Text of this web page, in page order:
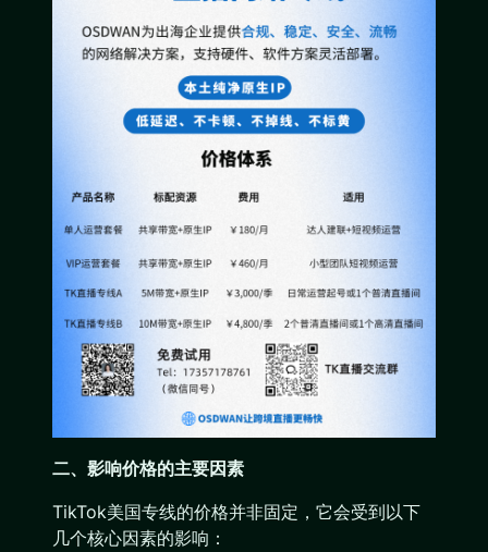
二、影响价格的主要因素
TikTok美国专线的价格并非固定，它会受到以下
几个核心因素的影响：